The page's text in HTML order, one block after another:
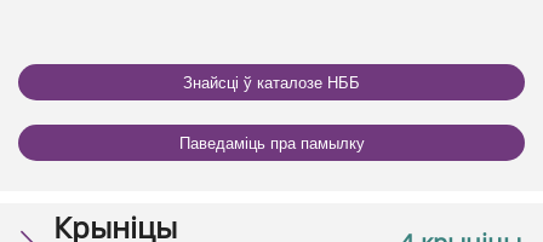
Знайсці ў каталозе НББ
Паведаміць пра памылку
Крыніцы